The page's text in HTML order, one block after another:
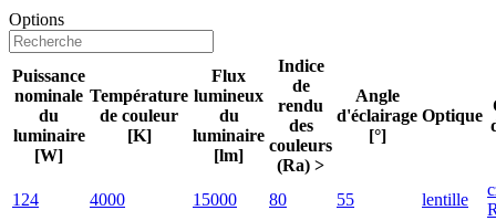
Options
Puissance
nominale
du
luminaire
[W]
Température
de couleur
[K]
Flux
lumineux
du
luminaire
[lm]
Indice
de
rendu
des
couleurs
(Ra) >
Angle
d'éclairage
[°]
Optique
124 4000 15000 80 55 lentille